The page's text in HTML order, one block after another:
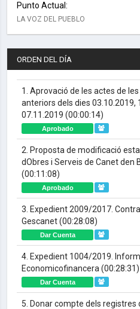
Punto Actual:
LA VOZ DEL PUEBLO
ORDEN DEL DÍA
1. Aprovació de les actes de
anteriors dels dies 03.10.2019,
07.11.2019 (00:00:14)
Aprobado
2. Proposta de modificació
dObres i Serveis de Canet den
(00:11:08)
Aprobado
3. Expedient 2009/2017.
Gescanet(00:28:08)
Dar Cuenta
4. Expedient 1004/2019.
Economicofinancera (00:28:31)
Dar Cuenta
5. Donar compte dels registres